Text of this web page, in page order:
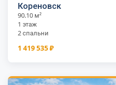
Кореновск
90.10 м²
1 этаж
2 спальни
1 419 535 ₽